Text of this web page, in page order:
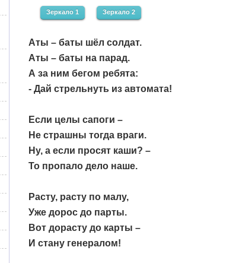
Зеркало 1 Зеркало 2
Аты – баты шёл солдат.
Аты – баты на парад.
А за ним бегом ребята:
- Дай стрельнуть из автомата!
Если целы сапоги –
Не страшны тогда враги.
Ну, а если просят каши? –
То пропало дело наше.
Расту, расту по малу,
Уже дорос до парты.
Вот дорасту до карты –
И стану генералом!